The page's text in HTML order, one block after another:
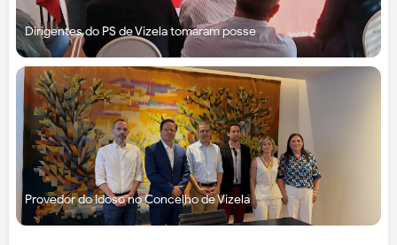
Dirigentes do PS de Vizela tomaram posse
Provedor do Idoso no Concelho de Vizela